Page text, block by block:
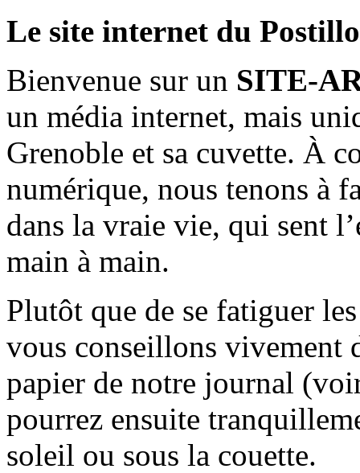
Le site internet du
Bienvenue sur un SITE-
un média internet, mais
Grenoble et sa cuvette. À
numérique, nous tenons à
dans la vraie vie, qui sent
main à main.
Plutôt que de se fatiguer
vous conseillons vivement
papier de notre journal
pourrez ensuite
soleil ou sous la couette.